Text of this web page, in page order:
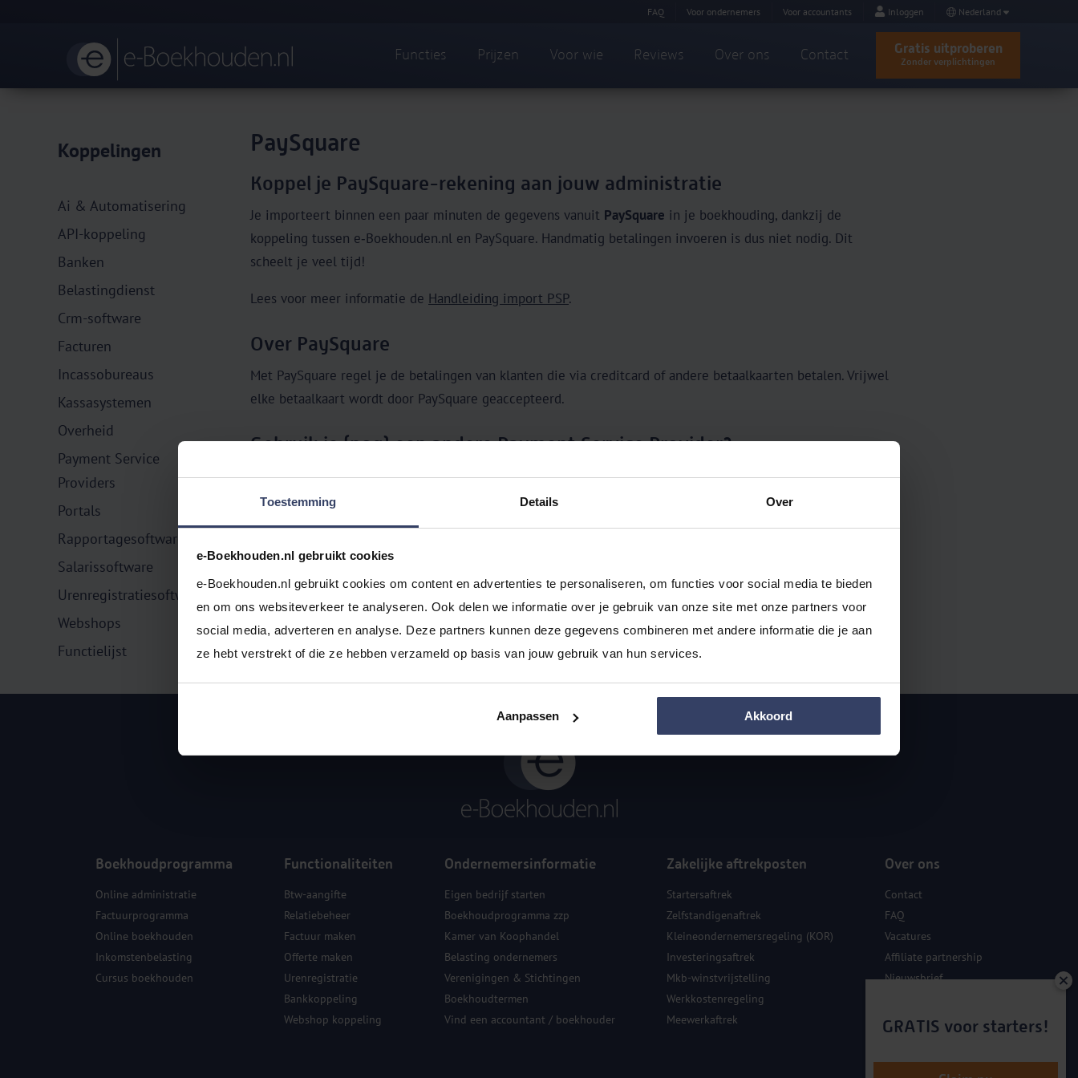
Toestemming Details Over
e-Boekhouden.nl gebruikt cookies
e-Boekhouden.nl gebruikt cookies om content en advertenties te personaliseren, om functies voor social media te bieden
en om ons websiteverkeer te analyseren. Ook delen we informatie over je gebruik van onze site met onze partners voor
social media, adverteren en analyse. Deze partners kunnen deze gegevens combineren met andere informatie die je aan
ze hebt verstrekt of die ze hebben verzameld op basis van jouw gebruik van hun services.
Aanpassen Akkoord
FAQ Voor ondernemers Voor accountants Inloggen Nederland
Gratis uitproberen
Zonder verplichtingen
Functies Prijzen Voor wie Reviews Over ons Contact
Koppelingen
Ai & Automatisering
API-koppeling
Banken
Belastingdienst
Crm-software
Facturen
Incassobureaus
Kassasystemen
Overheid
Payment Service
Providers
Portals
Rapportagesoftware
Salarissoftware
Urenregistratiesoftware
Webshops
Functielijst
PaySquare
Koppel je PaySquare-rekening aan jouw administratie
Je importeert binnen een paar minuten de gegevens vanuit PaySquare in je boekhouding, dankzij de
koppeling tussen e‑Boekhouden.nl en PaySquare. Handmatig betalingen invoeren is dus niet nodig. Dit
scheelt je veel tijd!
Lees voor meer informatie de Handleiding import PSP.
Over PaySquare
Met PaySquare regel je de betalingen van klanten die via creditcard of andere betaalkaarten betalen. Vrijwel
elke betaalkaart wordt door PaySquare geaccepteerd.
Gebruik je (nog) een andere Payment Service Provider?
Kijk in onsoverzichtvoor al onze koppelingen met PSP’s. Staat jouw PSP er niet bij? Neemcontactmet ons
op. Voor iedere (online) betaalmethode hebben we een passende oplossing.
Ben je nog geen gebruiker van e‑Boekhouden.nl? Probeer e‑Boekhouden.nl
én de koppeling met PaySquare
gratis uit. Ervaar alle voordelen van online boekhouden!
Boekhoudprogramma
Online administratie
Factuurprogramma
Online boekhouden
Inkomstenbelasting
Cursus boekhouden
Functionaliteiten
Btw-aangifte
Relatiebeheer
Factuur maken
Offerte maken
Urenregistratie
Bankkoppeling
Webshop koppeling
Ondernemersinformatie
Eigen bedrijf starten
Boekhoudprogramma zzp
Kamer van Koophandel
Belasting ondernemers
Verenigingen & Stichtingen
Boekhoudtermen
Vind een accountant / boekhouder
Zakelijke aftrekposten
Startersaftrek
Zelfstandigenaftrek
Kleineondernemersregeling (KOR)
Investeringsaftrek
Mkb-winstvrijstelling
Werkkostenregeling
Meewerkaftrek
Over ons
Contact
FAQ
Vacatures
Affiliate partnership
Nieuwsbrief
GRATIS voor starters!